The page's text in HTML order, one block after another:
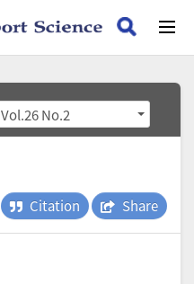
Vol.26 No.2
Citation Share